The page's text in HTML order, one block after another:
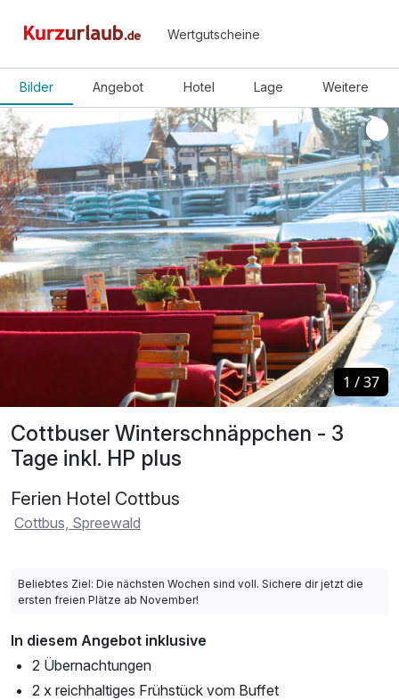
Wertgutscheine
Bilder Angebot Hotel Lage Weitere
Cottbuser Winterschnäppchen - 3
Tage inkl. HP plus
Ferien Hotel Cottbus
Cottbus, Spreewald
1 /37
1 /37
Beliebtes Ziel: Die nächsten Wochen sind voll. Sichere dir jetzt die
ersten freien Plätze ab November!
In diesem Angebot inklusive
2 Übernachtungen
2 x reichhaltiges Frühstück vom Buffet